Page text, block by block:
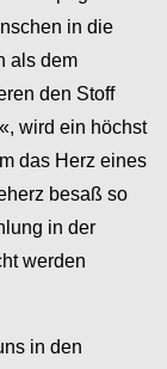
in die
als dem
den Stoff
wird ein höchst
das Herz eines
besaß so
in der
werden
in den